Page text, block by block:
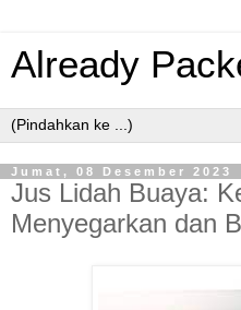
Already
Jumat, 08 Desember 2023
Jus Lidah Buaya:
Menyegarkan dan